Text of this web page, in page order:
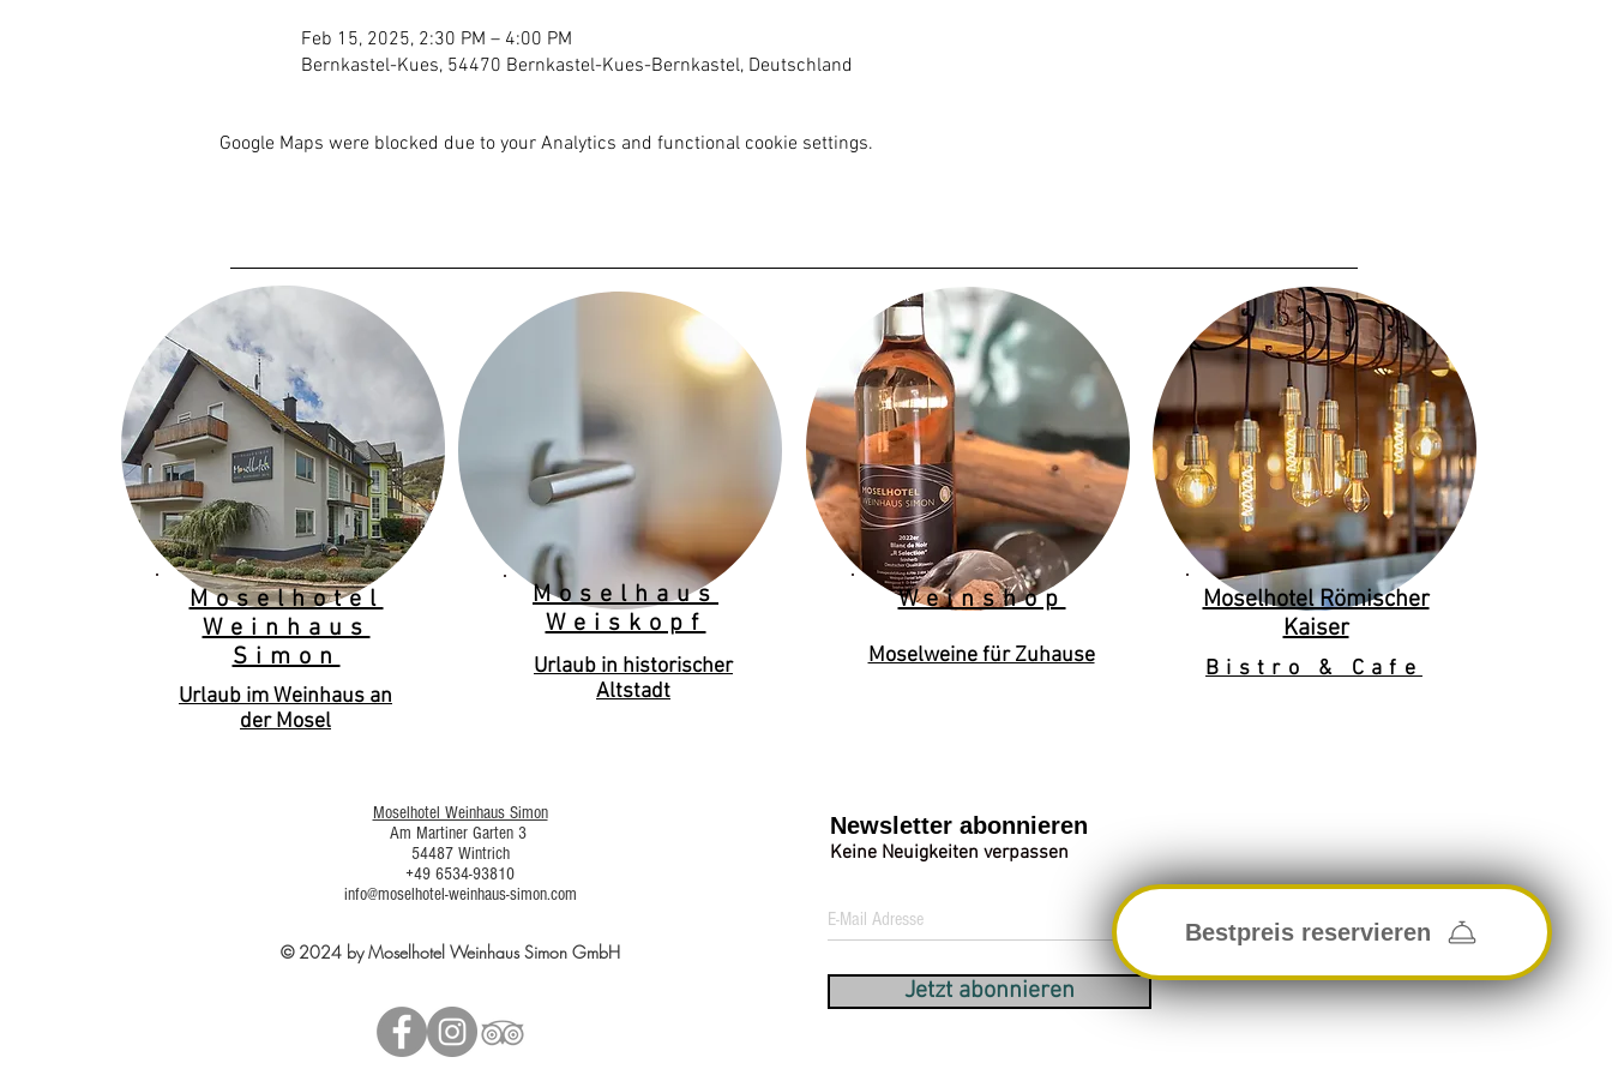
Feb 15, 2025, 2:30 PM – 4:00 PM
Bernkastel-Kues, 54470 Bernkastel-Kues-Bernkastel, Deutschland
Google Maps were blocked due to your Analytics and functional cookie settings.
Bestpreis reservieren
Moselhotel
Weinhaus
Simon
Urlaub im Weinhaus an
der Mosel
Moselhaus
Weiskopf
Urlaub in historischer
Altstadt
Weinshop
Moselweine für Zuhause
Moselhotel Römischer
Kaiser
Bistro & Cafe
Moselhotel Weinhaus Simon
Am Martiner Garten 3
54487 Wintrich
+49 6534-93810
info@moselhotel-weinhaus-simon.com
© 2024 by Moselhotel Weinhaus Simon GmbH
Newsletter abonnieren
Keine Neuigkeiten verpassen
Jetzt abonnieren